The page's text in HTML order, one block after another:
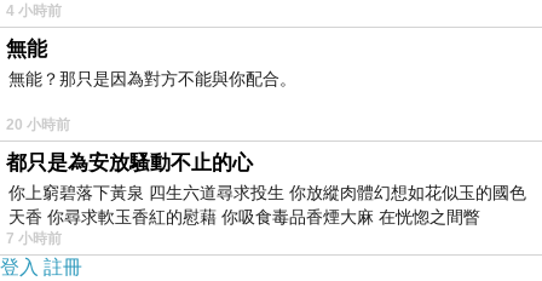
4 小時前
無能
無能？那只是因為對方不能與你配合。
20 小時前
都只是為安放騷動不止的心
你上窮碧落下黃泉 四生六道尋求投生 你放縱肉體幻想如花似玉的國色
天香 你尋求軟玉香紅的慰藉 你吸食毒品香煙大麻 在恍惚之間瞥
7 小時前
登入 註冊